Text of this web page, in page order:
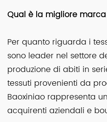
Qual è la migliore
Per quanto riguarda i
sono leader nel settore
produzione di abiti in
tessuti provenienti da
Baoxiniao rappresenta
acquirenti aziendali e